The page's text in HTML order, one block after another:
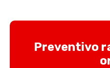
Preventivo